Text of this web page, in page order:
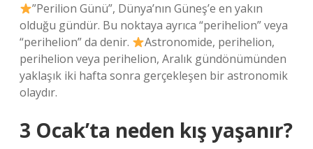
”Perilion Günü”, Dünya’nın Güneş’e en yakın
olduğu gündür. Bu noktaya ayrıca “perihelion” veya
“perihelion” da denir.
Astronomide, perihelion,
perihelion veya perihelion, Aralık gündönümünden
yaklaşık iki hafta sonra gerçekleşen bir astronomik
olaydır.
3 Ocak’ta neden kış yaşanır?